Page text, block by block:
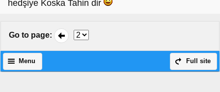
hedşiye Koska Tahin dir
Go to page:
Full site
Menu